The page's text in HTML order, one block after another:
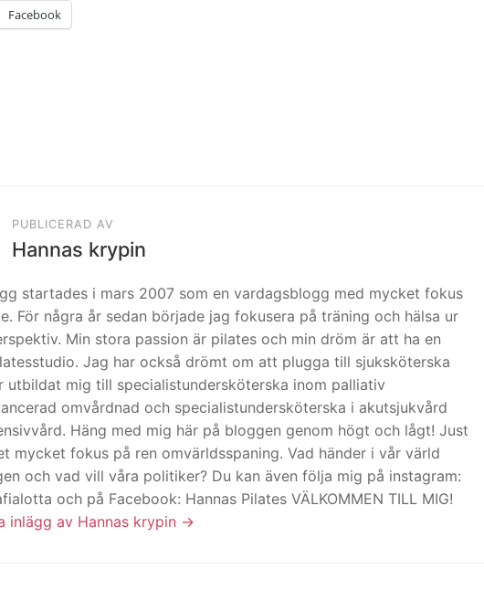
Facebook
PUBLICERAD AV
Hannas krypin
startades i mars 2007 som en vardagsblogg med mycket fokus
För några år sedan började jag fokusera på träning och hälsa ur
Min stora passion är pilates och min dröm är att ha en
Jag har också drömt om att plugga till sjuksköterska
utbildat mig till specialistundersköterska inom palliativ
omvårdnad och specialistundersköterska i akutsjukvård
Häng med mig här på bloggen genom högt och lågt! Just
mycket fokus på ren omvärldsspaning. Vad händer i vår värld
och vad vill våra politiker? Du kan även följa mig på instagram:
och på Facebook: Hannas Pilates VÄLKOMMEN TILL MIG!
inlägg av Hannas krypin